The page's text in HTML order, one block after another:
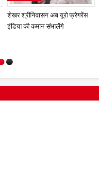
शेखर श्रीनिवासन अब यूरो फ्रेगरेंस
इंडिया की कमान संभालेंगे